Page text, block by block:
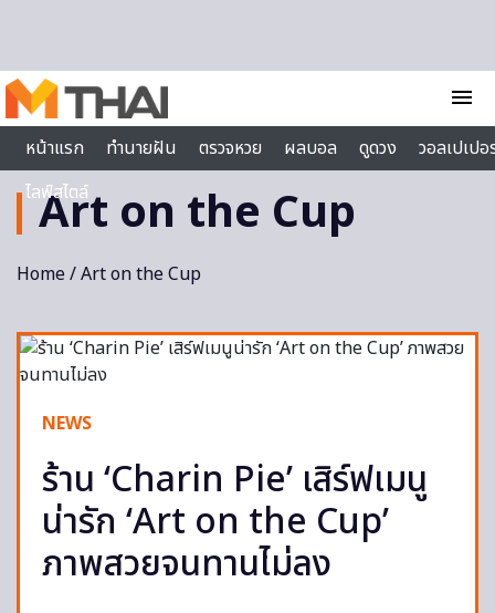
menu
หน้าแรก
ทำนายฝัน ตรวจหวย ผลบอล ดูดวง
วอลเปเป
ไลฟ์สไตล์
Art on the Cup
Home/ Art on the Cup
NEWS
ร้าน ‘Charin Pie’ เสิร์ฟเมนู
น่ารัก ‘Art on the Cup’
ภาพสวยจนทานไม่ลง